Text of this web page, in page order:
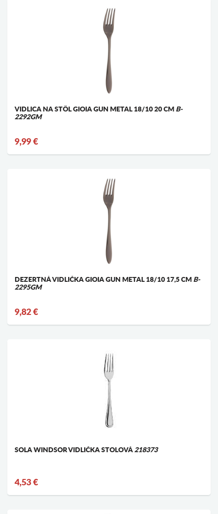
VIDLICA NA STÔL GIOIA GUN METAL 18/10 20 CM B-
2292GM
9,99 €
DEZERTNÁ VIDLIČKA GIOIA GUN METAL 18/10 17,5 CM B-
2295GM
9,82 €
SOLA WINDSOR VIDLIČKA STOLOVÁ 218373
4,53 €